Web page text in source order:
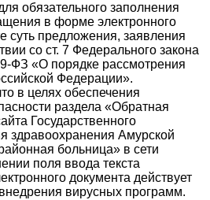
обязательного заполнения
в форме электронного
суть предложения, заявления
со ст. 7 Федерального закона
ФЗ «О порядке рассмотрения
Федерации».
в целях обеспечения
раздела «Обратная
Государственного
здравоохранения Амурской
больница» в сети
поля ввода текста
документа действует
вирусных программ.